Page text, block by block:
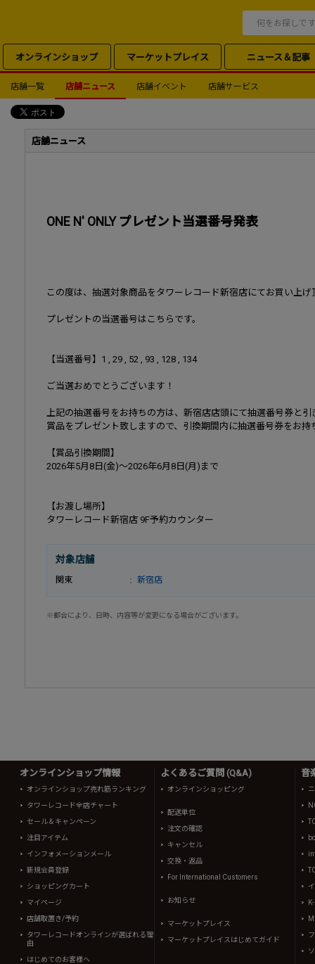
オンラインショップ マーケットプレイス ニュース＆記事
店舗一覧 店舗ニュース 店舗イベント 店舗サービス
店舗ニュース
ONE N' ONLY プレゼント当選番号発表
この度は、抽選対象商品をタワーレコード新宿店にてお買い上
プレゼントの当選番号はこちらです。
【当選番号】1 , 29 , 52 , 93 , 128 , 134
ご当選おめでとうございます！
上記の抽選番号をお持ちの方は、新宿店店頭にて抽選番号券と引
賞品をプレゼント致しますので、引換期間内に抽選番号券をお持
【賞品引換期間】
2026年5月8日(金)～2026年6月8日(月)まで
【お渡し場所】
タワーレコード新宿店 9F予約カウンター
対象店舗
関東 新宿店
※都合により、日時、内容等が変更になる場合がございます。
オンラインショップ情報
オンラインショップ売れ筋ランキング
タワーレコード全店チャート
セール＆キャンペーン
注目アイテム
インフォメーションメール
新規会員登録
ショッピングカート
マイページ
店舗取置き/予約
タワーレコードオンラインが選ばれる理
由
はじめてのお客様へ
よくあるご質問 (Q&A)
オンラインショッピング
配送単位
注文の確認
キャンセル
交換・返品
For International Customers
お知らせ
マーケットプレイス
マーケットプレイスはじめてガイド
音